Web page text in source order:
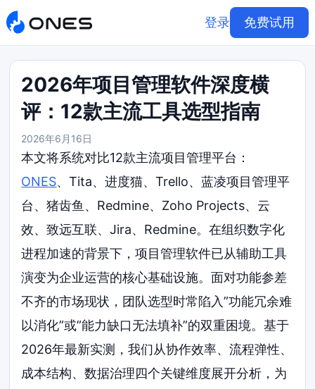
登录 免费试用
2026年项目管理软件深度横
评：12款主流工具选型指南
2026年6月16日
本文将系统对比12款主流项目管理平台：
ONES、Tita、进度猫、Trello、蓝凌项目管理平
台、猪齿鱼、Redmine、Zoho Projects、云
效、致远互联、Jira、Redmine。在组织数字化
进程加速的背景下，项目管理软件已从辅助工具
演变为企业运营的核心基础设施。面对功能参差
不齐的市场现状，团队选型时常陷入”功能冗余难
以消化”或”能力缺口无法填补”的双重困境。基于
2026年最新实测，我们从协作效率、流程弹性、
成本结构、数据治理四个关键维度展开分析，为